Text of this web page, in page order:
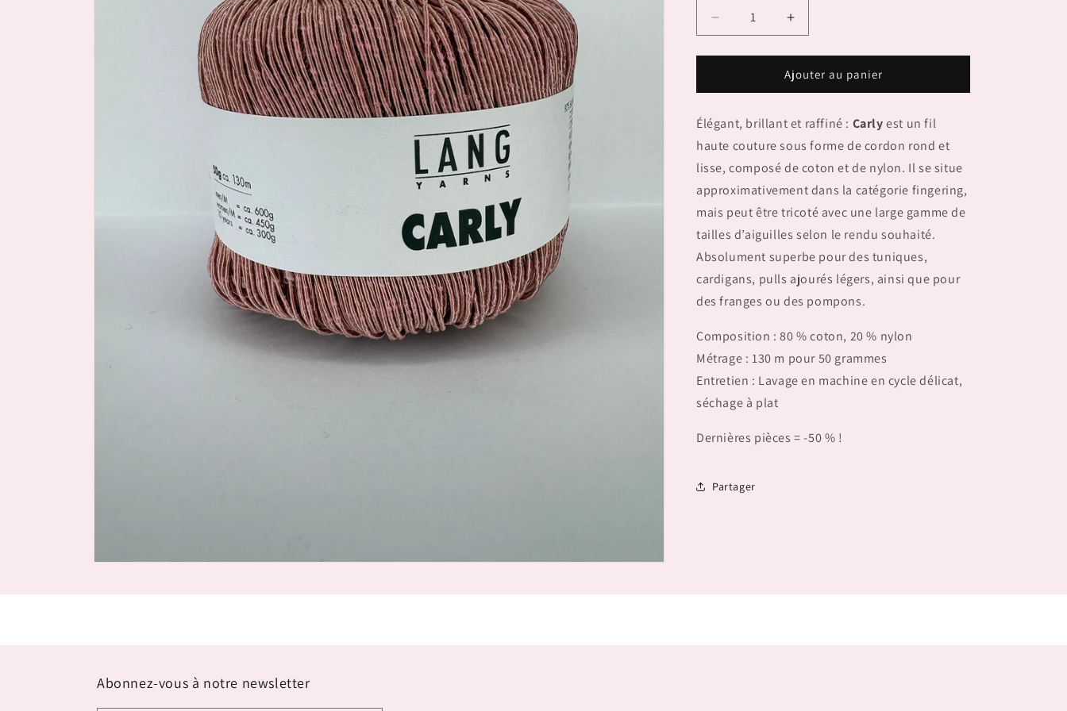
Réduire
la
quantité
CARLY
Augmenter
la
quantité
de
CARLY
Ajouter au panier
Élégant, brillant et raffiné : Carlyest un fil
haute couture sous forme de cordon rond et
lisse, composé de coton et de nylon. Il se situe
approximativement dans la catégorie fingering,
mais peut être tricoté avec une large gamme de
tailles d’aiguilles selon le rendu souhaité.
Absolument superbe pour des tuniques,
cardigans, pulls ajourés légers, ainsi que pour
des franges ou des pompons.
Composition : 80 % coton, 20 % nylon
Métrage : 130 m pour 50 grammes
Entretien : Lavage en machine en cycle délicat,
séchage à plat
Dernières pièces = -50 % !
Partager
Abonnez-vous à notre newsletter